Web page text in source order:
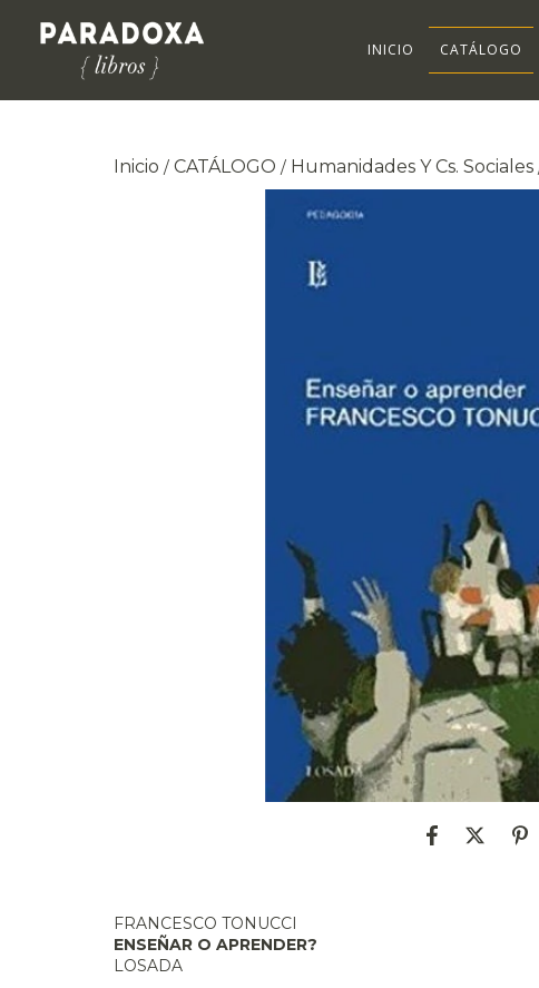
INICIO CATÁLOGO
Inicio / CATÁLOGO / Humanidades Y Cs. Sociales
FRANCESCO TONUCCI
ENSEÑAR O APRENDER?
LOSADA